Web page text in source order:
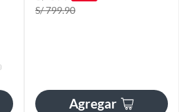
S/ 799.90
Agregar